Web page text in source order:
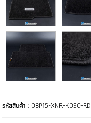
รหัสสินค้า : 08P15-XNR-K0S0-RD